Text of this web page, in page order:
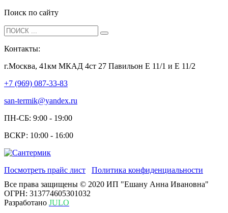
Поиск по сайту
Контакты:
г.Москва, 41км МКАД 4ст 27 Павильон Е 11/1 и Е 11/2
+7 (969) 087-33-83
san-termik@yandex.ru
ПН-СБ: 9:00 - 19:00
ВСКР: 10:00 - 16:00
Посмотреть прайс лист
Политика конфиденциальности
Все права защищены © 2020 ИП "Ешану Анна Ивановна"
ОГРН: 313774605301032
Разработано JULO